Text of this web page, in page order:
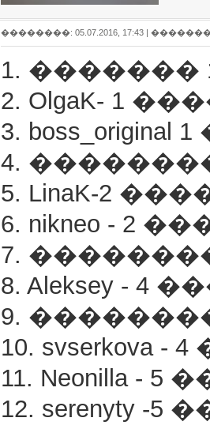
��������: 05.07.2016, 17:43 |
1. �������
2. OlgaK- 1
3.
4.
5. LinaK-2
6. nikneo - 2
7.
8. Aleksey - 4
9.
10. svserkova
11. Neonilla -
12. serenyty -